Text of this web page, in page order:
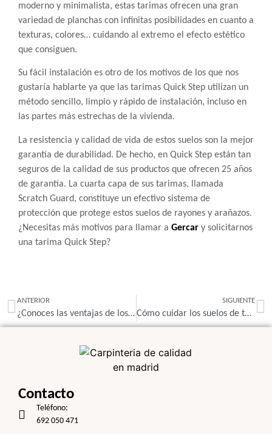
moderno y minimalista, estas tarimas ofrecen una gran
variedad de planchas con infinitas posibilidades en cuanto a
texturas, colores… cuidando al extremo el efecto estético
que consiguen.
Su fácil instalación es otro de los motivos de los que nos
gustaría hablarte ya que las tarimas Quick Step utilizan un
método sencillo, limpio y rápido de instalación, incluso en
las partes más estrechas de la vivienda.
La resistencia y calidad de vida de estos suelos son la mejor
garantía de durabilidad. De hecho, en Quick Step están tan
seguros de la calidad de sus productos que ofrecen 25 años
de garantía. La cuarta capa de sus tarimas, llamada
Scratch Guard, constituye un efectivo sistema de
protección que protege estos suelos de rayones y arañazos.
¿Necesitas más motivos para llamar a Gercar y solicitarnos
una tarima Quick Step?
ANTERIOR
¿Conoces las ventajas de los muebles a medida?
SIGUIENTE
Cómo cuidar los suelos de tarima
Contacto
Teléfono:
692 050 471